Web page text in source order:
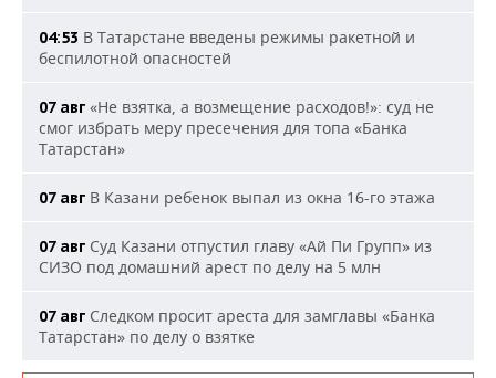
04:53 В Татарстане введены режимы ракетной и
беспилотной опасностей
07 авг «Не взятка, а возмещение расходов!»: суд не
смог избрать меру пресечения для топа «Банка
Татарстан»
07 авг В Казани ребенок выпал из окна 16-го этажа
07 авг Суд Казани отпустил главу «Ай Пи Групп» из
СИЗО под домашний арест по делу на 5 млн
07 авг Следком просит ареста для замглавы «Банка
Татарстан» по делу о взятке